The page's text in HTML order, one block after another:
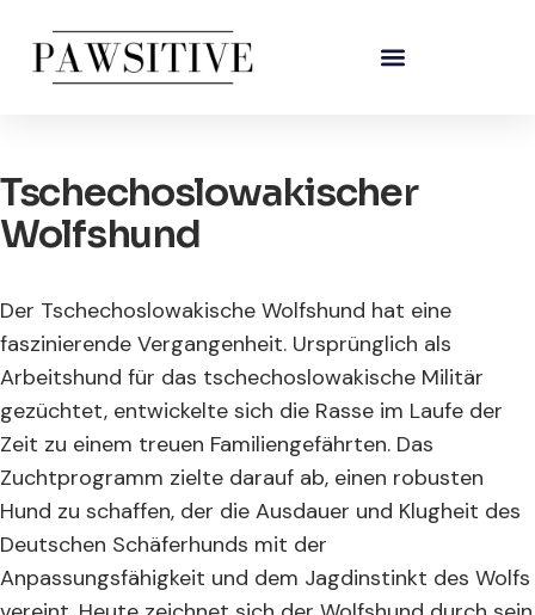
Tschechoslowakischer
Wolfshund
Der Tschechoslowakische Wolfshund hat eine
faszinierende Vergangenheit. Ursprünglich als
Arbeitshund für das tschechoslowakische Militär
gezüchtet, entwickelte sich die Rasse im Laufe der
Zeit zu einem treuen Familiengefährten. Das
Zuchtprogramm zielte darauf ab, einen robusten
Hund zu schaffen, der die Ausdauer und Klugheit des
Deutschen Schäferhunds mit der
Anpassungsfähigkeit und dem Jagdinstinkt des Wolfs